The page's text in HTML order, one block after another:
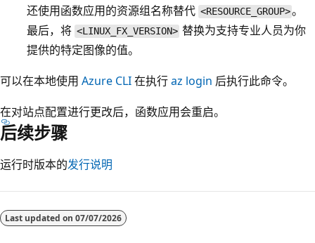
还使用函数应用的资源组名称替代 <RESOURCE_GROUP>。
最后，将 <LINUX_FX_VERSION> 替换为支持专业人员为你
提供的特定图像的值。
可以在本地使用 Azure CLI在执行az login 后执行此命令。
在对站点配置进行更改后，函数应用会重启。
后续步骤
运行时版本的发行说明
Last updated on 07/07/2026